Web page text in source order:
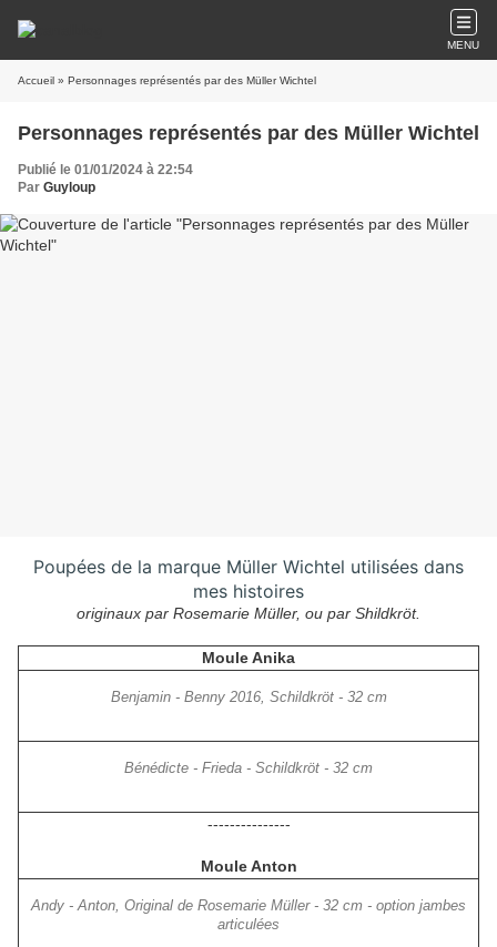
MENU
Accueil » Personnages représentés par des Müller Wichtel
Personnages représentés par des Müller Wichtel
Publié le 01/01/2024 à 22:54
Par Guyloup
Poupées de la marque Müller Wichtel utilisées dans
mes histoires
originaux par Rosemarie Müller, ou par Shildkröt.
Moule Anika
Benjamin - Benny 2016, Schildkröt - 32 cm
Bénédicte - Frieda - Schildkröt - 32 cm
---------------
Moule Anton
Andy - Anton, Original de Rosemarie Müller - 32 cm - option jambes
articulées